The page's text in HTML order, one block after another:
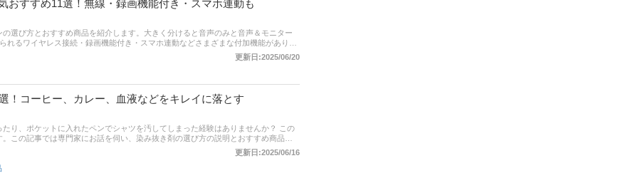
おすすめ11選！無線・録画機能付き・スマホ連動も
選び方とおすすめ商品を紹介します。大きく分けると音声のみと音声＆モニター
れるワイヤレス接続・録画機能付き・スマホ連動などさまざまな付加機能がありま
ーカーの後付けできる製品をピックアップしているのでご参考に！ 後半には、比
ングもあるので、売れ筋や口コミとあわせてチェックしてみてください。
更新日:2025/06/20
！コーヒー、カレー、血液などをキレイに落とす
り、ポケットに入れたペンでシャツを汚してしまった経験はありませんか？ この
この記事では専門家にお話を伺い、染み抜き剤の選び方の説明とおすすめ商品を
ら、携帯に便利なペンタイプまで幅広くピックアップ。さらに、上手な落とし方
るもので代用できる裏技も解説します。記事の最後には、各通販サイトの最新人
売れ筋をチェックして自分の使い方にあう染み抜きを見つけてくださいね。
更新日:2025/06/16